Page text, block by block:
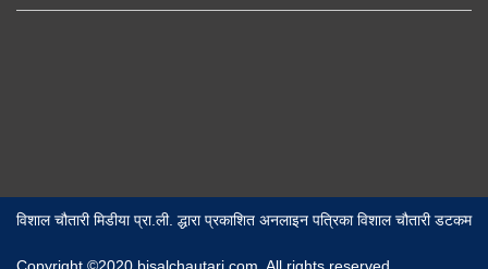
विशाल चौतारी मिडीया प्रा.ली. द्धारा प्रकाशित अनलाइन पत्रिका विशाल चौतारी डटकम